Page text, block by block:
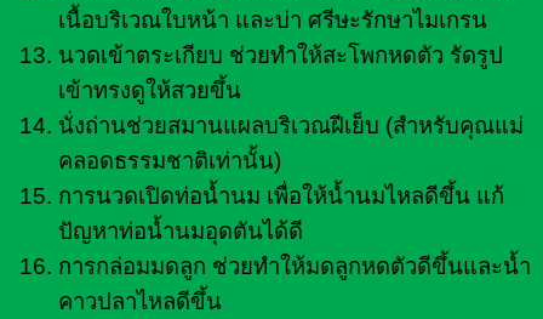
เนื้อบริเวณใบหน้า และบ่า ศรีษะรักษาไมเกรน
นวดเข้าตระเกียบ ช่วยทำให้สะโพกหดตัว รัดรูป
เข้าทรงดูให้สวยขึ้น
นั่งถ่านช่วยสมานแผลบริเวณฝีเย็บ (สำหรับคุณแม่
คลอดธรรมชาติเท่านั้น)
การนวดเปิดท่อน้ำนม เพื่อให้น้ำนมไหลดีขึ้น แก้
ปัญหาท่อน้ำนมอุดตันได้ดี
การกล่อมมดลูก ช่วยทำให้มดลูกหดตัวดีขึ้นและน้ำ
คาวปลาไหลดีขึ้น